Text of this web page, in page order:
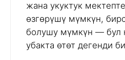
жана укуктук
өзгөрүшү мүмкүн,
болушу мүмкүн — бул
убакта өтөт дегенди